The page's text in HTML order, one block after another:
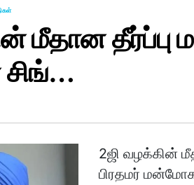
மீதான தீர்ப்பு
2ஜி வழக்கின்
பிரதமர்